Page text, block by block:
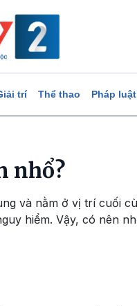
trí Thể thao Pháp luật
nhổ?
và nằm ở vị trí cuối
hiểm. Vậy, có nên